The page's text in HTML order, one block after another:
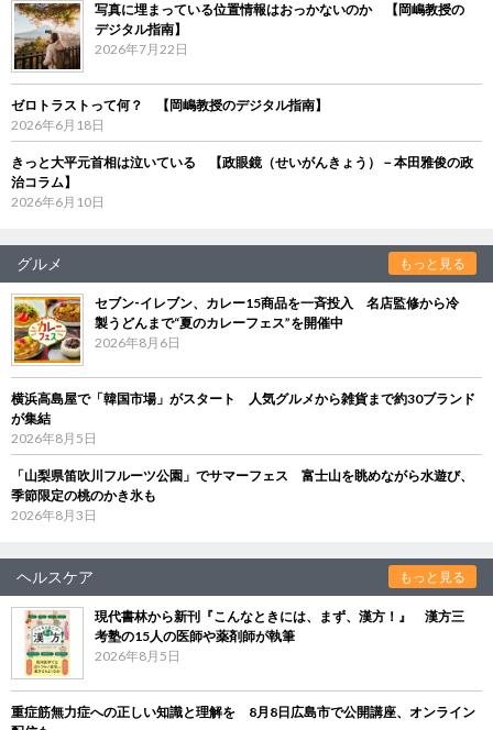
写真に埋まっている位置情報はおっかないのか 【岡嶋教授の
デジタル指南】
2026年7月22日
ゼロトラストって何？ 【岡嶋教授のデジタル指南】
2026年6月18日
きっと大平元首相は泣いている 【政眼鏡（せいがんきょう）－本田雅俊の政
治コラム】
2026年6月10日
グルメ もっと見る
セブン‐イレブン、カレー15商品を一斉投入 名店監修から冷
製うどんまで“夏のカレーフェス”を開催中
2026年8月6日
横浜高島屋で「韓国市場」がスタート 人気グルメから雑貨まで約30ブランド
が集結
2026年8月5日
「山梨県笛吹川フルーツ公園」でサマーフェス 富士山を眺めながら水遊び、
季節限定の桃のかき氷も
2026年8月3日
ヘルスケア もっと見る
現代書林から新刊『こんなときには、まず、漢方！』 漢方三
考塾の15人の医師や薬剤師が執筆
2026年8月5日
重症筋無力症への正しい知識と理解を 8月8日広島市で公開講座、オンライン